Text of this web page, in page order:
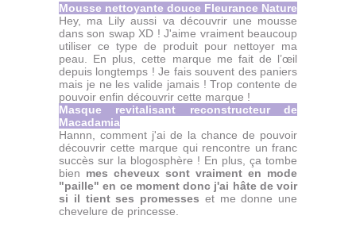
Mousse nettoyante douce Fleurance Nature
Hey, ma Lily aussi va découvrir une mousse
dans son swap XD ! J'aime vraiment beaucoup
utiliser ce type de produit pour nettoyer ma
peau. En plus, cette marque me fait de l’œil
depuis longtemps ! Je fais souvent des paniers
mais je ne les valide jamais ! Trop contente de
pouvoir enfin découvrir cette marque !
Masque revitalisant reconstructeur de
Macadamia
Hannn, comment j'ai de la chance de pouvoir
découvrir cette marque qui rencontre un franc
succès sur la blogosphère ! En plus, ça tombe
bien mes cheveux sont vraiment en mode
"paille" en ce moment donc j'ai hâte de voir
si il tient ses promesses et me donne une
chevelure de princesse.